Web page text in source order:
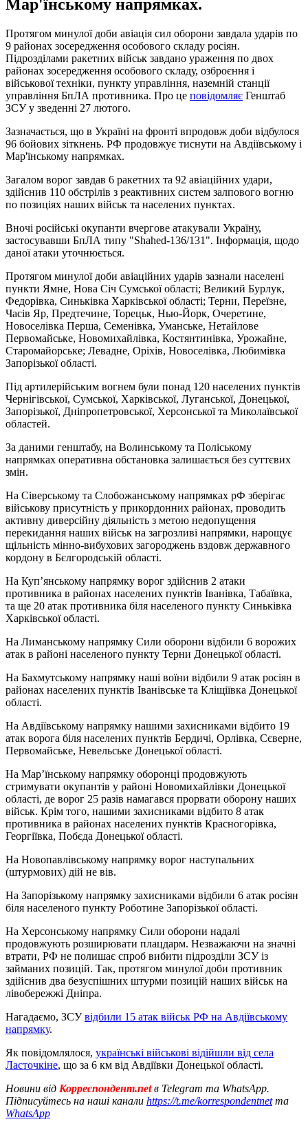
Мар'їнському напрямках.
Протягом минулої доби авіація сил оборони завдала ударів по
9 районах зосередження особового складу росіян.
Підрозділами ракетних військ завдано ураження по двох
районах зосередження особового складу, озброєння і
військової техніки, пункту управління, наземній станції
управління БпЛА противника. Про це повідомляє Генштаб
ЗСУ у зведенні 27 лютого.
Зазначається, що в Україні на фронті впродовж доби відбулося
96 бойових зіткнень. РФ продовжує тиснути на Авдіївському і
Мар'їнському напрямках.
Загалом ворог завдав 6 ракетних та 92 авіаційних удари,
здійснив 110 обстрілів з реактивних систем залпового вогню
по позиціях наших військ та населених пунктах.
Вночі російські окупанти вчергове атакували Україну,
застосувавши БпЛА типу "Shahed-136/131". Інформація, щодо
даної атаки уточнюється.
Протягом минулої доби авіаційних ударів зазнали населені
пункти Ямне, Нова Січ Сумської області; Великий Бурлук,
Федорівка, Синьківка Харківської області; Терни, Переїзне,
Часів Яр, Предтечине, Торецьк, Нью-Йорк, Очеретине,
Новоселівка Перша, Семенівка, Уманське, Нетайлове
Первомайське, Новомихайлівка, Костянтинівка, Урожайне,
Старомайорське; Левадне, Оріхів, Новоселівка, Любимівка
Запорізької області.
Під артилерійським вогнем були понад 120 населених пунктів
Чернігівської, Сумської, Харківської, Луганської, Донецької,
Запорізької, Дніпропетровської, Херсонської та Миколаївської
областей.
За даними генштабу, на Волинському та Поліському
напрямках оперативна обстановка залишається без суттєвих
змін.
На Сіверському та Слобожанському напрямках рФ зберігає
військову присутність у прикордонних районах, проводить
активну диверсійну діяльність з метою недопущення
перекидання наших військ на загрозливі напрямки, нарощує
щільність мінно-вибухових загороджень вздовж державного
кордону в Бєлгородській області.
На Куп’янському напрямку ворог здійснив 2 атаки
противника в районах населених пунктів Іванівка, Табаївка,
та ще 20 атак противника біля населеного пункту Синьківка
Харківської області.
На Лиманському напрямку Сили оборони відбили 6 ворожих
атак в районі населеного пункту Терни Донецької області.
На Бахмутському напрямку наші воїни відбили 9 атак росіян в
районах населених пунктів Іванівське та Кліщіївка Донецької
області.
На Авдіївському напрямку нашими захисниками відбито 19
атак ворога біля населених пунктів Бердичі, Орлівка, Сєверне,
Первомайське, Невельське Донецької області.
На Мар’їнському напрямку оборонці продовжують
стримувати окупантів у районі Новомихайлівки Донецької
області, де ворог 25 разів намагався прорвати оборону наших
військ. Крім того, нашими захисниками відбито 8 атак
противника в районах населених пунктів Красногорівка,
Георгіївка, Побєда Донецької області.
На Новопавлівському напрямку ворог наступальних
(штурмових) дій не вів.
На Запорізькому напрямку захисниками відбили 6 атак росіян
біля населеного пункту Роботине Запорізької області.
На Херсонському напрямку Сили оборони надалі
продовжують розширювати плацдарм. Незважаючи на значні
втрати, РФ не полишає спроб вибити підрозділи ЗСУ із
займаних позицій. Так, протягом минулої доби противник
здійснив два безуспішних штурми позицій наших військ на
лівобережжі Дніпра.
Нагадаємо, ЗСУвідбили 15 атак військ РФ на Авдіївському
напрямку.
Як повідомлялося, українські військові відійшли від села
Ласточкіне, що за 6 км від Авдіївки Донецької області.
Новини від Корреспондент.netв Telegram та WhatsApp.
Підписуйтесь на наші канали https://t.me/korrespondentnetта
WhatsApp